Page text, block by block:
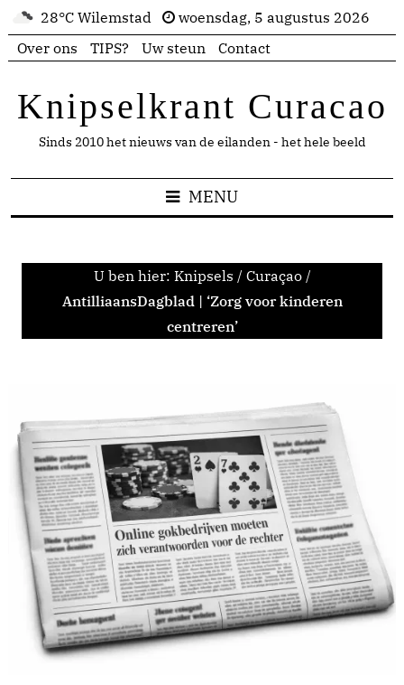
28°C Wilemstad
woensdag, 5 augustus 2026
Over ons
TIPS? Uw steun Contact
Knipselkrant Curacao
Sinds 2010 het nieuws van de eilanden - het hele beeld
MENU
U ben hier: Knipsels / Curaçao /
AntilliaansDagblad | ‘Zorg voor kinderen
centreren’